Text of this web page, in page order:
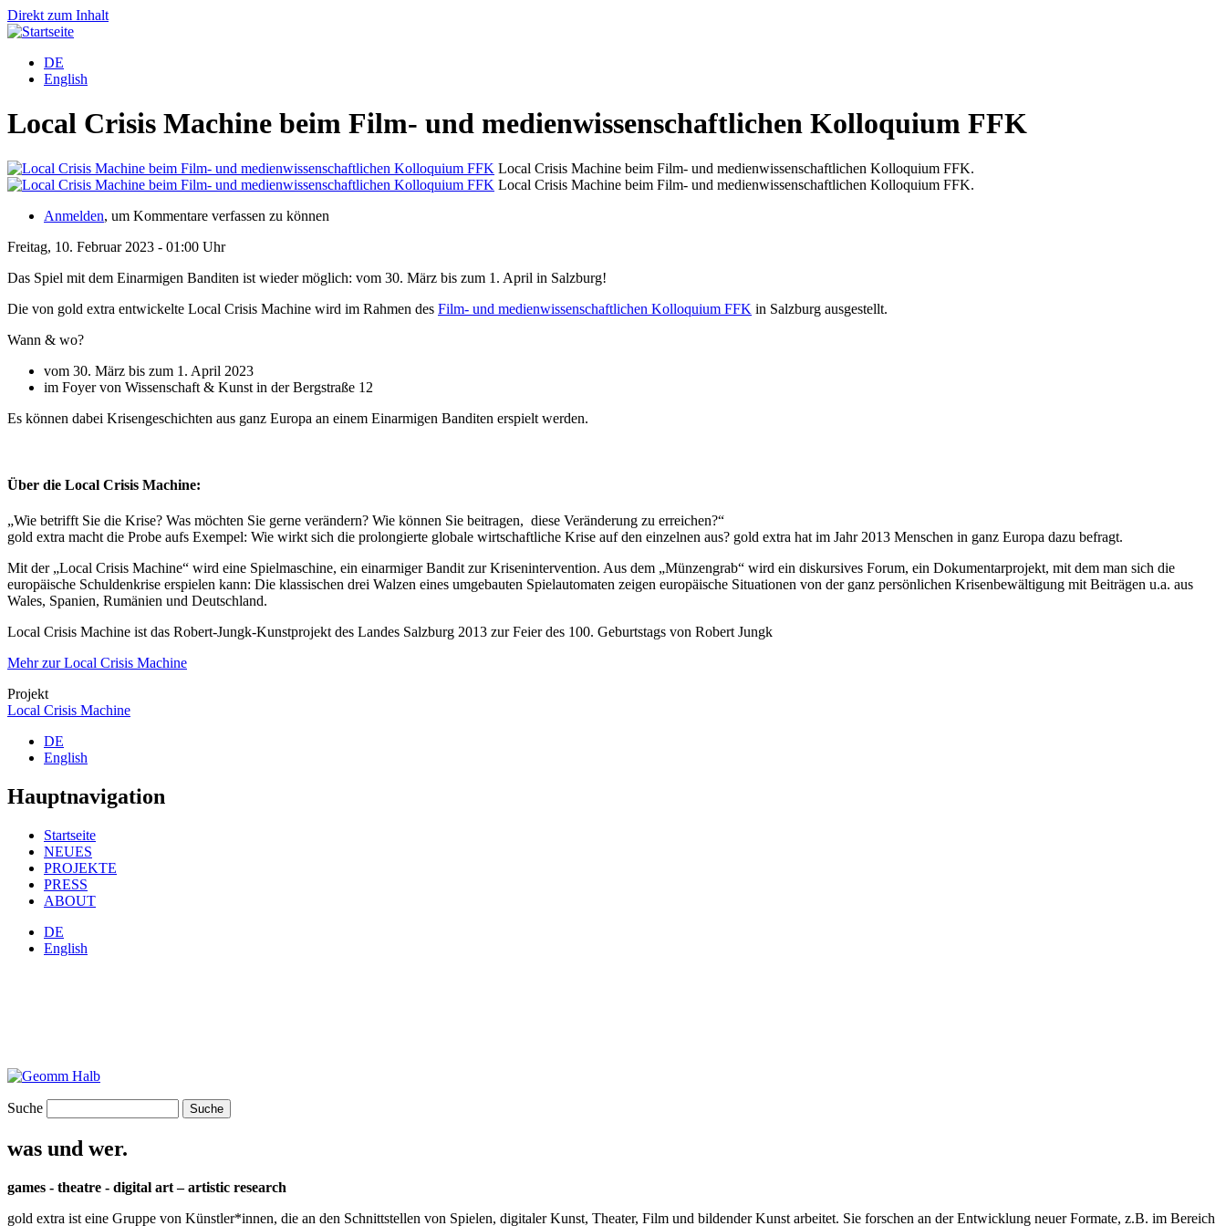
Direkt zum Inhalt
DE
English
Local Crisis Machine beim Film- und medienwissenschaftlichen Kolloquium FFK
Local Crisis Machine beim Film- und medienwissenschaftlichen Kolloquium FFK.
Local Crisis Machine beim Film- und medienwissenschaftlichen Kolloquium FFK.
Anmelden, um Kommentare verfassen zu können
Freitag, 10. Februar 2023 - 01:00 Uhr
Das Spiel mit dem Einarmigen Banditen ist wieder möglich: vom 30. März bis zum 1. April in Salzburg!
Die von gold extra entwickelte Local Crisis Machine wird im Rahmen des Film- und medienwissenschaftlichen Kolloquium FFK in Salzburg ausgestellt.
Wann & wo?
vom 30. März bis zum 1. April 2023
im Foyer von Wissenschaft & Kunst in der Bergstraße 12
Es können dabei Krisengeschichten aus ganz Europa an einem Einarmigen Banditen erspielt werden.
Über die Local Crisis Machine:
„Wie betrifft Sie die Krise? Was möchten Sie gerne verändern? Wie können Sie beitragen, diese Veränderung zu erreichen?“
gold extra macht die Probe aufs Exempel: Wie wirkt sich die prolongierte globale wirtschaftliche Krise auf den einzelnen aus? gold extra hat im Jahr 2013 Menschen in ganz Europa dazu befragt.
Mit der „Local Crisis Machine“ wird eine Spielmaschine, ein einarmiger Bandit zur Krisenintervention. Aus dem „Münzengrab“ wird ein diskursives Forum, ein Dokumentarprojekt, mit dem man sich die
europäische Schuldenkrise erspielen kann: Die klassischen drei Walzen eines umgebauten Spielautomaten zeigen europäische Situationen von der ganz persönlichen Krisenbewältigung mit Beiträgen u.a. aus
Wales, Spanien, Rumänien und Deutschland.
Local Crisis Machine ist das Robert-Jungk-Kunstprojekt des Landes Salzburg 2013 zur Feier des 100. Geburtstags von Robert Jungk
Mehr zur Local Crisis Machine
Projekt
Local Crisis Machine
DE
English
Hauptnavigation
Startseite
NEUES
PROJEKTE
PRESS
ABOUT
DE
English
Suche
was und wer.
games - theatre - digital art – artistic research
gold extra ist eine Gruppe von Künstler*innen, die an den Schnittstellen von Spielen, digitaler Kunst, Theater, Film und bildender Kunst arbeitet. Sie forschen an der Entwicklung neuer Formate, z.B. im Bereich